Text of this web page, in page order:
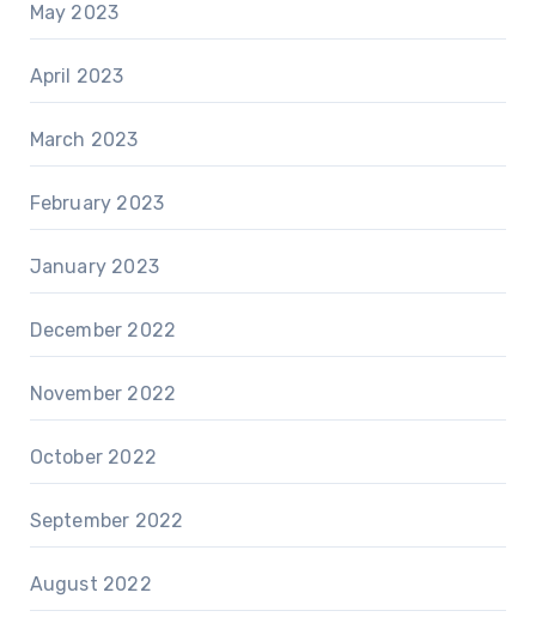
May 2023
April 2023
March 2023
February 2023
January 2023
December 2022
November 2022
October 2022
September 2022
August 2022